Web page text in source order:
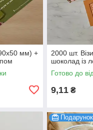
мм) +
2000 шт.
шоколад із
Готово до
9,11 ₴
Подарунок